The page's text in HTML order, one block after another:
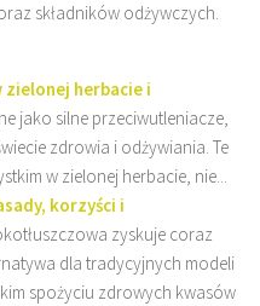
składników odżywczych.
herbacie i
jako silne przeciwutleniacze,
zdrowia i odżywiania. Te
w zielonej herbacie, nie...
korzyści i
zyskuje coraz
dla tradycyjnych modeli
spożyciu zdrowych kwasów